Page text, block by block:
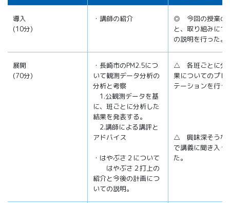
導入
(10分)
・講師の紹介
◎ 今回の授業の
と、取り組みにつ
の説明を行った。
展開
(70分)
・長崎市のPM2.5につ
いて観測データ分析の
分析と考察
1.公観測データを基
に、班ごとに分析した
結果を発表する。
2.講師による講評と
アドバイス
・はやぶさ２について
はやぶさ２打上の
紹介と今後の計画につ
いての説明。
△ 各班ごとに分
果についてのプレ
テーションを行っ
△ 興味深そうな
で講義に聞き入っ
た。